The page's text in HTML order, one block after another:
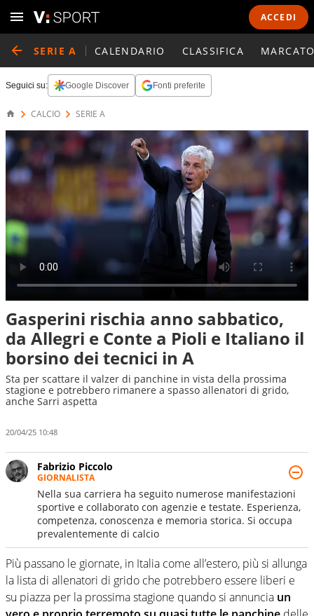
ACCEDI
SERIE A CALENDARIO CLASSIFICA
Seguici su: Google Discover Fonti preferite
CALCIO SERIE A
Gasperini rischia anno sabbatico,
da Allegri e Conte a Pioli e Italiano il
borsino dei tecnici in A
Sta per scattare il valzer di panchine in vista della prossima
stagione e potrebbero rimanere a spasso allenatori di grido,
anche Sarri aspetta
20/04/25 10:48
Fabrizio Piccolo
GIORNALISTA
Nella sua carriera ha seguito numerose manifestazioni
sportive e collaborato con agenzie e testate. Esperienza,
competenza, conoscenza e memoria storica. Si occupa
prevalentemente di calcio
Più passano le giornate, in Italia come all’estero, più si allunga
la lista di allenatori di grido che potrebbero essere liberi e
su piazza per la prossima stagione quando si annuncia un